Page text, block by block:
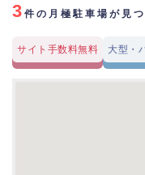
3 件の月極駐車場が見
サイト手数料無料 大型・